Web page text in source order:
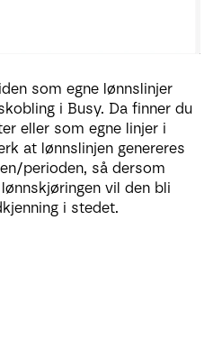
som egne lønnslinjer
i Busy. Da finner du
eller som egne linjer i
at lønnslinjen genereres
perioden, så dersom
vil den bli
i stedet.